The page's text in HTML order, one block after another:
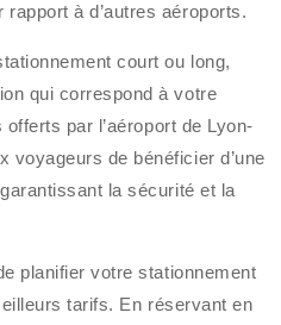
à d’autres aéroports.
court ou long,
qui correspond à votre
par l’aéroport de Lyon-
voyageurs de bénéficier d’une
la sécurité et la
planifier votre stationnement
tarifs. En réservant en